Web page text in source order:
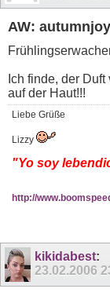
AW:
Ich finde, der
auf der Haut!!!
Liebe Grüße
Lizzy
"Yo soy
http://
kikidabest:
23.02.2006